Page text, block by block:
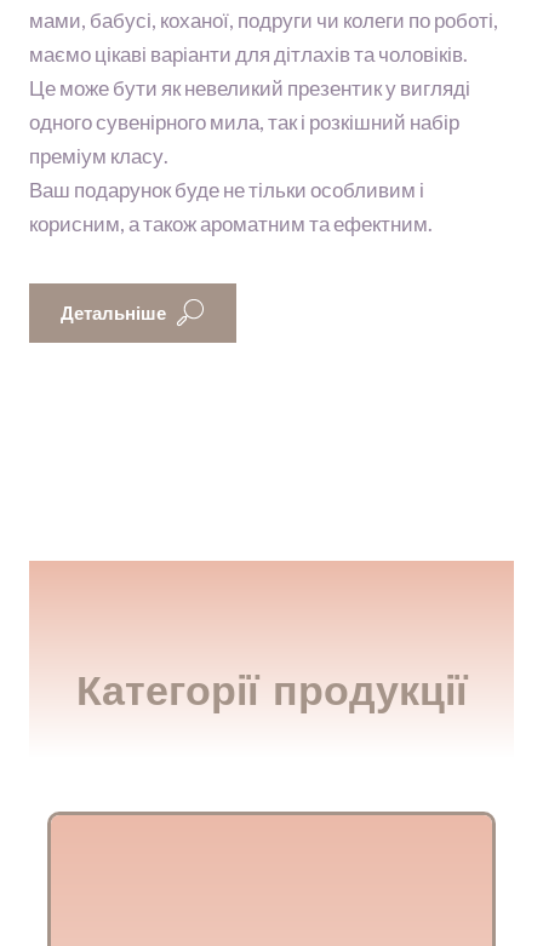
мами, бабусі, коханої, подруги чи колеги по роботі,
маємо цікаві варіанти для дітлахів та чоловіків.
Це може бути як невеликий презентик у вигляді
одного сувенірного мила, так і розкішний набір
преміум класу.
Ваш подарунок буде не тільки особливим і
корисним, а також ароматним та ефектним.
Детальніше
Категорії продукції